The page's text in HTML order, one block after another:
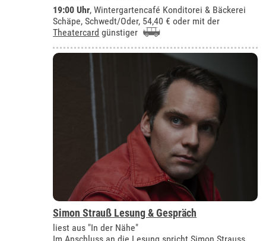
19:00 Uhr,Wintergartencafé Konditorei & Bäckerei
Schäpe, Schwedt/Oder, 54,40 € oder mit der
Theatercard günstiger
Simon Strauß Lesung & Gespräch
liest aus "In der Nähe"